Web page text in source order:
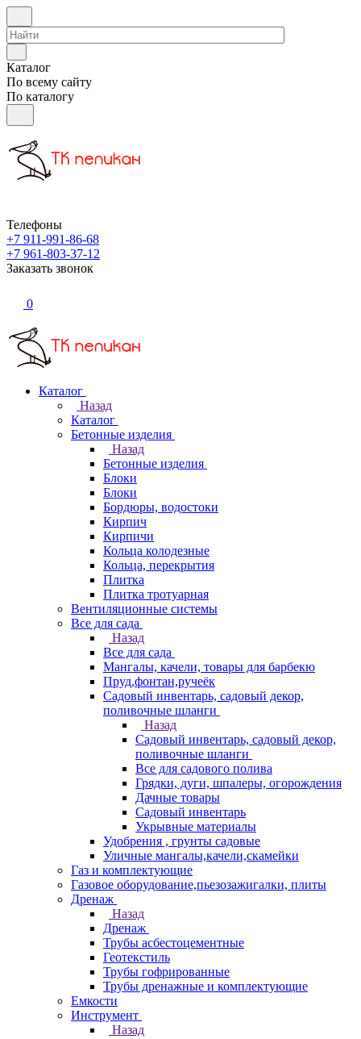
Каталог
По всему сайту
По каталогу
Телефоны
+7 911-991-86-68
+7 961-803-37-12
Заказать звонок
0
Каталог
Назад
Каталог
Бетонные изделия
Назад
Бетонные изделия
Блоки
Блоки
Бордюры, водостоки
Кирпич
Кирпичи
Кольца колодезные
Кольца, перекрытия
Плитка
Плитка тротуарная
Вентиляционные системы
Все для сада
Назад
Все для сада
Мангалы, качели, товары для барбекю
Пруд,фонтан,ручеёк
Садовый инвентарь, садовый декор,
поливочные шланги
Назад
Садовый инвентарь, садовый декор,
поливочные шланги
Все для садового полива
Грядки, дуги, шпалеры, огорождения
Дачные товары
Садовый инвентарь
Укрывные материалы
Удобрения , грунты садовые
Уличные мангалы,качели,скамейки
Газ и комплектующие
Газовое оборудование,пьезозажигалки, плиты
Дренаж
Назад
Дренаж
Трубы асбестоцементные
Геотекстиль
Трубы гофрированные
Трубы дренажные и комплектующие
Емкости
Инструмент
Назад